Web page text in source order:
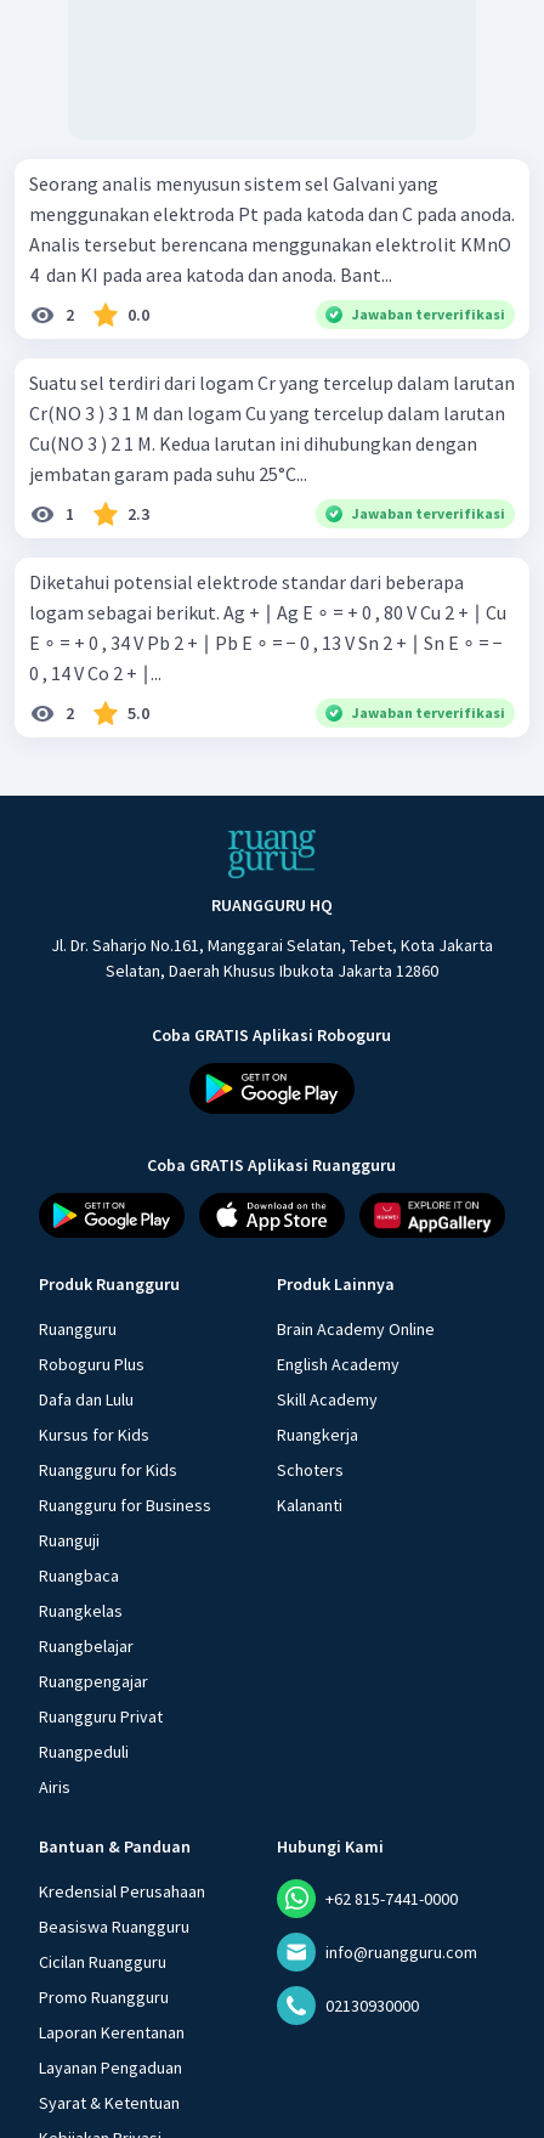
Seorang analis menyusun sistem sel Galvani yang
menggunakan elektroda Pt pada katoda dan C pada anoda.
Analis tersebut berencana menggunakan elektrolit KMnO
4 ​ dan KI pada area katoda dan anoda. Bant...
2 0.0 Jawaban terverifikasi
Suatu sel terdiri dari logam Cr yang tercelup dalam larutan
Cr(NO 3 ) 3 1 M dan logam Cu yang tercelup dalam larutan
Cu(NO 3 ) 2 1 M. Kedua larutan ini dihubungkan dengan
jembatan garam pada suhu 25°C...
1 2.3 Jawaban terverifikasi
Diketahui potensial elektrode standar dari beberapa
logam sebagai berikut. Ag + ∣ Ag E ∘ = + 0 , 80 V Cu 2 + ∣ Cu
E ∘ = + 0 , 34 V Pb 2 + ∣ Pb E ∘ = − 0 , 13 V Sn 2 + ∣ Sn E ∘ = −
0 , 14 V Co 2 + ∣...
2 5.0 Jawaban terverifikasi
RUANGGURU HQ
Jl. Dr. Saharjo No.161, Manggarai Selatan, Tebet, Kota Jakarta
Selatan, Daerah Khusus Ibukota Jakarta 12860
Coba GRATIS Aplikasi Roboguru
Coba GRATIS Aplikasi Ruangguru
Produk Ruangguru
Ruangguru
Roboguru Plus
Dafa dan Lulu
Kursus for Kids
Ruangguru for Kids
Ruangguru for Business
Ruanguji
Ruangbaca
Ruangkelas
Ruangbelajar
Ruangpengajar
Ruangguru Privat
Ruangpeduli
Airis
Produk Lainnya
Brain Academy Online
English Academy
Skill Academy
Ruangkerja
Schoters
Kalananti
Bantuan & Panduan
Kredensial Perusahaan
Beasiswa Ruangguru
Cicilan Ruangguru
Promo Ruangguru
Laporan Kerentanan
Layanan Pengaduan
Syarat & Ketentuan
Hubungi Kami
+62 815-7441-0000
info@ruangguru.com
02130930000